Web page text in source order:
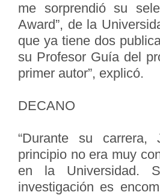
me sorprendió su
Award”, de la
que ya tiene dos
su Profesor Guía del
primer autor”, explicó.
DECANO
“Durante su
principio no era muy
en la Universidad.
investigación es